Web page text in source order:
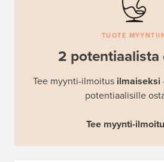
TUOTE
2 potentiaalista
Tee myynti-ilmoitus ilmaiseksi
potentiaalisille
Tee myynti-